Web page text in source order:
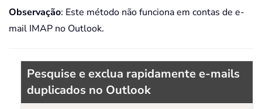
Observação: Este método não funciona em contas de e-
mail IMAP no Outlook.
Pesquise e exclua rapidamente e-mails
duplicados no Outlook